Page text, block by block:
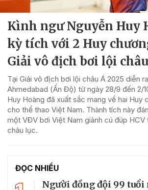
Kình ngư Nguyễn Huy
kỳ tích với 2 Huy
Giải vô địch bơi lội
Tại Giải vô địch bơi lội châu Á 2025 diễn
Ahmedabad (Ấn Độ) từ ngày 28/9 đến 2/
Huy Hoàng đã xuất sắc mang về hai Huy
cho thể thao Việt Nam. Thành tích này
một VĐV bơi Việt Nam giành cú đúp HCV
châu lục.
ĐỌC NHIỀU
Người đồng đội 99 tuổi